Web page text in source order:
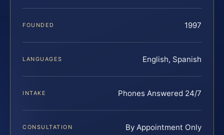
FOUNDED 1997
LANGUAGES English, Spanish
INTAKE Phones Answered 24/7
CONSULTATION By Appointment Only